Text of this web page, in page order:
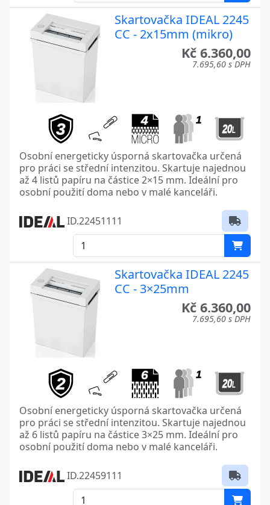
Skartovačka IDEAL 2245
CC - 2x15mm (mikro)
Kč 6.360,00
7.695,60 s DPH
Osobní energeticky úsporná skartovačka určená
pro práci se střední intenzitou. Skartuje najednou
až 4 listů papíru na částice 2×15 mm. Ideální pro
osobní použití doma nebo v malé kanceláři.
ID.22451111
Skartovačka IDEAL 2245
CC - 3×25mm
Kč 6.360,00
7.695,60 s DPH
Osobní energeticky úsporná skartovačka určená
pro práci se střední intenzitou. Skartuje najednou
až 6 listů papíru na částice 3×25 mm. Ideální pro
osobní použití doma nebo v malé kanceláři.
ID.22459111